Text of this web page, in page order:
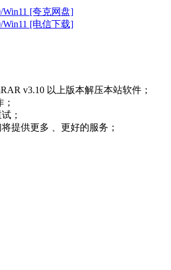
Win11 [夸克网盘]
Win11 [电信下载]
v3.10 以上版本解压本站软件；
；
提供更多 、更好的服务；